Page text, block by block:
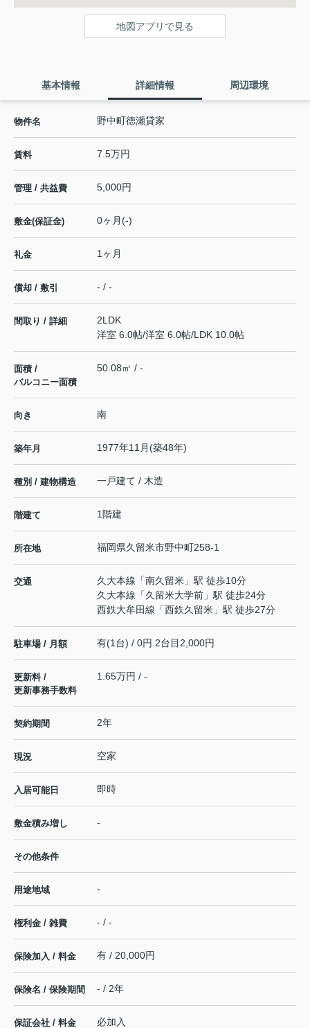
地図アプリで見る
基本情報 詳細情報 周辺環境
物件名 野中町徳瀬貸家
賃料 7.5万円
管理 / 共益費 5,000円
敷金(保証金) 0ヶ月(-)
礼金 1ヶ月
償却 / 敷引 - / -
間取り / 詳細
2LDK
洋室 6.0帖/洋室 6.0帖/LDK 10.0帖
面積 /
バルコニー面積
50.08㎡ / -
向き 南
築年月 1977年11月(築48年)
種別 / 建物構造 一戸建て / 木造
階建て 1階建
所在地 福岡県久留米市野中町258-1
交通 久大本線 「南久留米 」駅 徒歩10分
久大本線 「久留米大学前 」駅 徒歩24分
西鉄大牟田線 「西鉄久留米 」駅 徒歩27分
駐車場 / 月額 有(1台) / 0円 2台目2,000円
更新料 /
更新事務手数料
1.65万円 / -
契約期間 2年
現況 空家
入居可能日 即時
敷金積み増し -
その他条件
用途地域 -
権利金 / 雑費 - / -
保険加入 / 料金 有 / 20,000円
保険名 / 保険期間 - / 2年
保証会社 / 料金 必加入